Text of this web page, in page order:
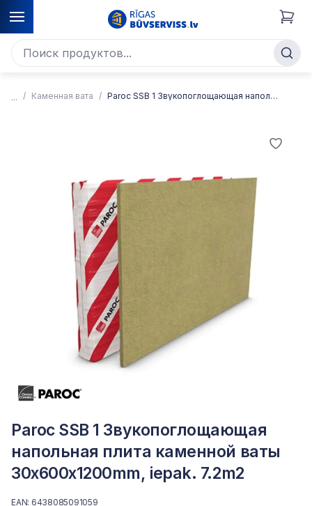
Каменная вата Paroc SSB 1 Звукопоглощающая напольная плита каменной ваты
Paroc SSB 1 Звукопоглощающая
напольная плита каменной ваты
30x600x1200mm, iepak. 7.2m2
EAN: 6438085091059